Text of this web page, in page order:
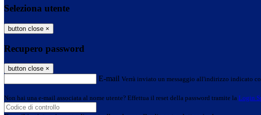
Seleziona utente
button close ×
Recupero password
button close ×
E-mail Verrà inviato un messaggio all'indirizzo indicato
Non hai una e-mail associata al nome utente? Effettua il reset della password tramite la Login